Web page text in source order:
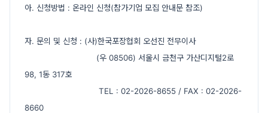
아. 신청방법 : 온라인 신청(참가기업 모집 안내문 참조)
자. 문의 및 신청 : (사)한국포장협회 오선진 전무이사
(우 08506) 서울시 금천구 가산디지털2로
98, 1동 317호
TEL : 02-2026-8655 / FAX : 02-2026-
8660